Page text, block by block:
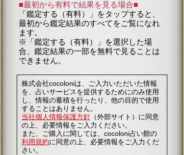
■最初から有料で結果を見る場合■
「鑑定する（有料）」をタップすると、
最初から鑑定結果のすべてをご覧になれ
ます。
※「鑑定する（有料）」を選択した場
合、鑑定結果の一部を無料で見ることは
できません。
株式会社cocoloniは、ご入力いただいた情報
を、占いサービスを提供するためにのみ使用
し、情報の蓄積を行ったり、他の目的で使用
することはありません。
当社個人情報保護方針（外部サイト）に同意
の上、必要情報をご入力ください。
また、ご購入に関しては、cocoloni占い館の
利用規約に同意の上、必要情報をご入力くだ
さい。